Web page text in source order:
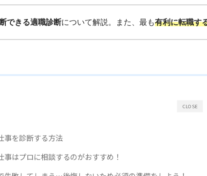
できる適職診断について解説。 また、最も有利に転職す
CLOSE
事を診断する方法
事はプロに相談するのがおすすめ！